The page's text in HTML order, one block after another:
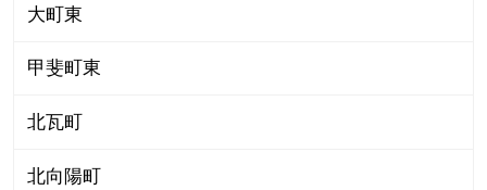
大町東
甲斐町東
北瓦町
北向陽町